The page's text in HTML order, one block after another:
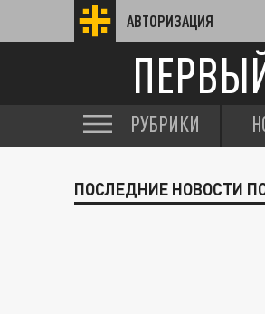
АВТОРИЗАЦИЯ
РУБРИКИ
ПОСЛЕДНИЕ НОВОСТИ